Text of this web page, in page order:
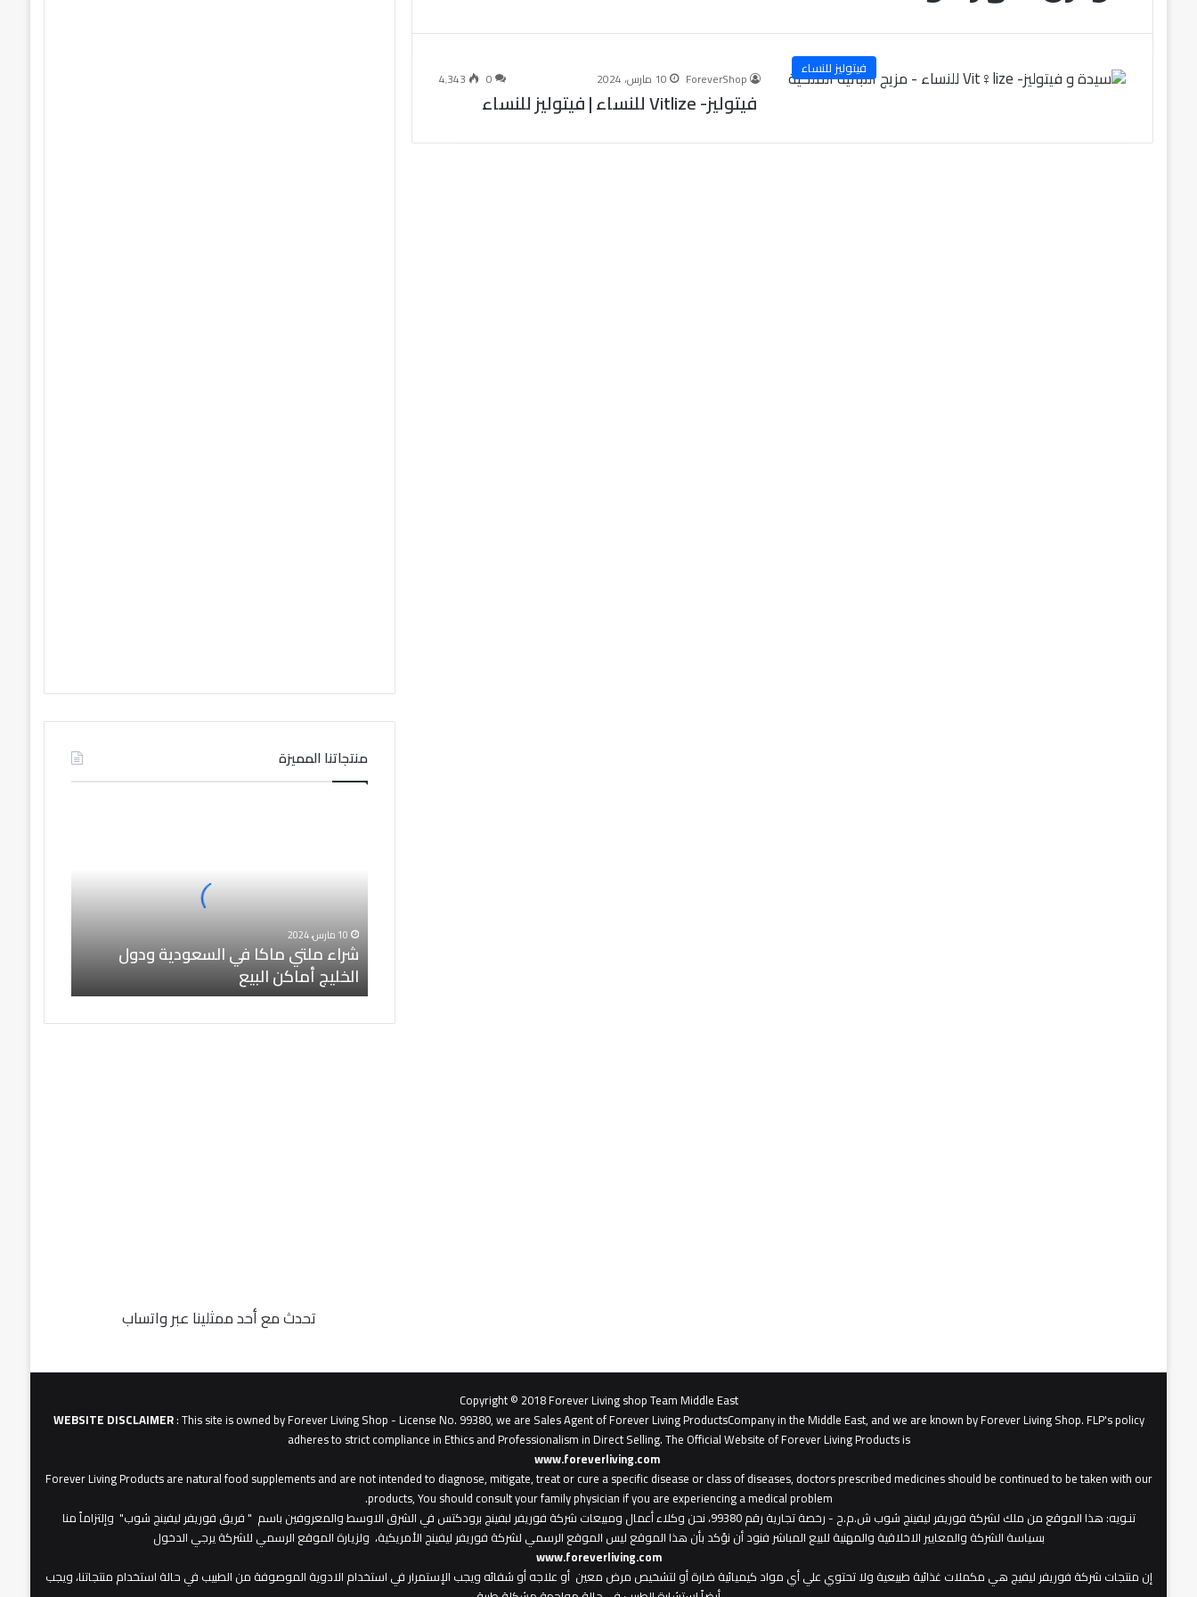
فيتوليز للنساء
ForeverShop 10 مارس، 2024 0 4٬343
فيتوليز- Vitlize للنساء | فيتوليز للنساء
منتجاتنا المميزة
السعودية
ودول
الخليج
أماكن
البيع
10 مارس، 2024
شراء ملتي ماكا في السعودية ودول
الخليج أماكن البيع
تحدث مع أحد ممثلينا عبر واتساب
Copyright © 2018 Forever Living shop Team Middle East
WEBSITE DISCLAIMER: This site is owned by Forever Living Shop - License No. 99380, we are Sales Agent of Forever Living ProductsCompany in the Middle East, and we are known by Forever Living Shop. FLP's policy
adheres to strict compliance in Ethics and Professionalism in Direct Selling. The Official Website of Forever Living Products is
www.foreverliving.com
Forever Living Products are natural food supplements and are not intended to diagnose, mitigate, treat or cure a specific disease or class of diseases, doctors prescribed medicines should be continued to be taken with our
products, You should consult your family physician if you are experiencing a medical problem.
تنـويه
: هذا الموقع من ملك لشركة فوريفر ليفينج شوب ش.م.ح - رخصة تجارية رقم 99380، نحن وكلاء أعمال ومبيعات شركة فوريفر لبفينج برودكتس في الشرق الاوسط والمعروفين باسم " فريق فوريفر ليفينج شوب" وإلتزاماً منا
بسياسة الشركة والمعايير الاخلاقية والمهنية للبيع المباشر فنود أن نؤكد بأن هذا الموقع ليس الموقع الرسمي لشركة فوريفر ليفينج الأمريكية، ولزيارة الموقع الرسمي للشركة يرجي الدخول
www.foreverliving.com
​إن منتجات شركة فوريفر ليفيج هي مكملات غذائية طبيعية ولا تحتوي علي أي مواد كيميائية ضارة أو لتشخيص مرض معين أو علاجه أو شفائه ويجب الإستمرار في استخدام الادوية الموصوفة من الطبيب في حالة استخدام منتجاتنا، ويجب